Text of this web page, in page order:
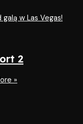
w Las Vegas!
2
»